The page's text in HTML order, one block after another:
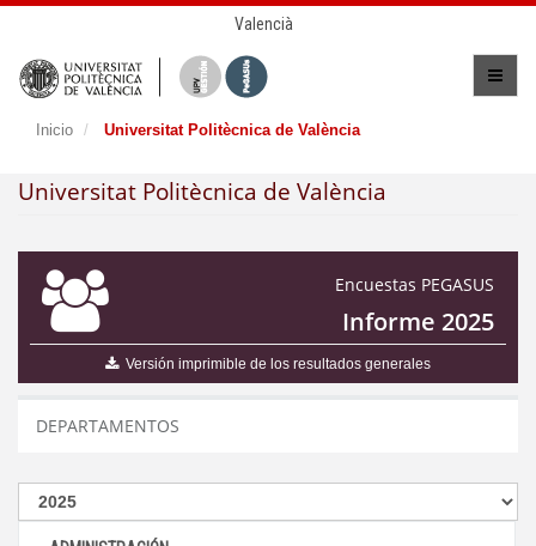
Valencià
Inicio Universitat Politècnica de València
Universitat Politècnica de València
Encuestas PEGASUS
Informe 2025
Versión imprimible de los resultados generales
DEPARTAMENTOS